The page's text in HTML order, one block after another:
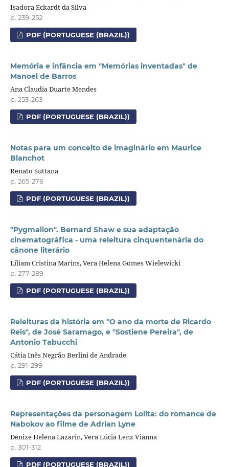
Isadora Eckardt da Silva
p. 239-252
PDF (PORTUGUESE (BRAZIL))
Memória e infância em "Memórias inventadas" de
Manoel de Barros
Ana Claudia Duarte Mendes
p. 253-263
PDF (PORTUGUESE (BRAZIL))
Notas para um conceito de imaginário em Maurice
Blanchot
Renato Suttana
p. 265-276
PDF (PORTUGUESE (BRAZIL))
"Pygmalion". Bernard Shaw e sua adaptação
cinematográfica - uma releitura cinquentenária do
cânone literário
Líliam Cristina Marins, Vera Helena Gomes Wielewicki
p. 277-289
PDF (PORTUGUESE (BRAZIL))
Releituras da história em "O ano da morte de Ricardo
Reis", de José Saramago, e "Sostiene Pereira", de
Antonio Tabucchi
Cátia Inês Negrão Berlini de Andrade
p. 291-299
PDF (PORTUGUESE (BRAZIL))
Representações da personagem Lolita: do romance de
Nabokov ao filme de Adrian Lyne
Denize Helena Lazarin, Vera Lúcia Lenz Vianna
p. 301-312
PDF (PORTUGUESE (BRAZIL))